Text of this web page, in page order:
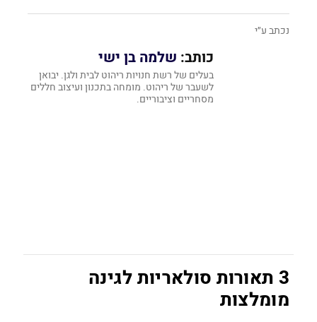
נכתב ע״י
כותב: שלמה בן ישי
בעלים של רשת חנויות ריהוט לבית ולגן. יבואן
לשעבר של ריהוט. מומחה בתכנון ועיצוב חללים
מסחריים וציבוריים.
3 תאורות סולאריות לגינה
מומלצות